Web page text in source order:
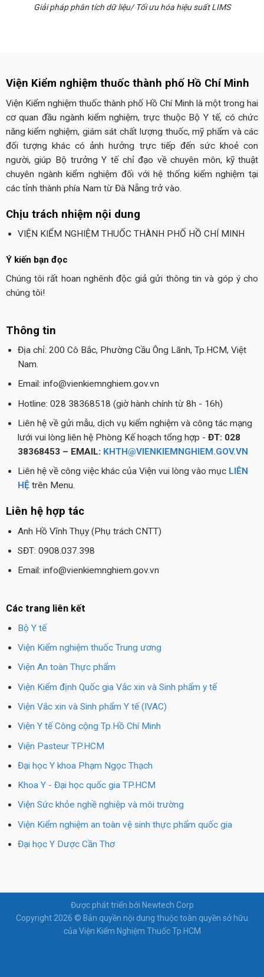
Giải pháp phân tích dữ liệu/ Tối ưu hóa hiệu suất LIMS
Viện Kiểm nghiệm thuốc thành phố Hồ Chí Minh
Viện Kiểm nghiệm thuốc thành phố Hồ Chí Minh là một trong hai
cơ quan đầu ngành kiểm nghiệm, trực thuộc Bộ Y tế, có chức
năng kiểm nghiệm, giám sát chất lượng thuốc, mỹ phẩm và các
đối tượng khác có ảnh hưởng trực tiếp đến sức khoẻ con
người, giúp Bộ trưởng Y tế chỉ đạo về chuyên môn, kỹ thuật
chuyên ngành kiểm nghiệm đối với hệ thống kiểm nghiệm tại
các tỉnh thành phía Nam từ Đà Nẵng trở vào.
Chịu trách nhiệm nội dung
VIỆN KIỂM NGHIỆM THUỐC THÀNH PHỐ HỒ CHÍ MINH
Ý kiến bạn đọc
Chúng tôi rất hoan nghênh độc giả gửi thông tin và góp ý cho
chúng tôi!
Thông tin
Địa chỉ: 200 Cô Bắc, Phường Cầu Ông Lãnh, Tp.HCM, Việt
Nam.
Email: info@vienkiemnghiem.gov.vn
Hotline: 028 38368518 (giờ hành chính từ 8h - 16h)
Liên hệ về gửi mẫu, dịch vụ kiểm nghiệm và công tác mạng
lưới vui lòng liên hệ Phòng Kế hoạch tổng hợp - ĐT: 028
38368453 – EMAIL: KHTH@VIENKIEMNGHIEM.GOV.VN
Liên hệ về công việc khác của Viện vui lòng vào mục LIÊN
HỆtrên Menu.
Liên hệ hợp tác
Anh Hồ Vĩnh Thụy (Phụ trách CNTT)
SĐT: 0908.037.398
Email: info@vienkiemnghiem.gov.vn
Các trang liên kết
Bộ Y tế
Viện Kiểm nghiệm thuốc Trung ương
Viện An toàn Thực phẩm
Viện Kiểm định Quốc gia Vắc xin và Sinh phẩm y tế
Viện Vắc xin và Sinh phẩm Y tế (IVAC)
Viện Y tế Công cộng Tp.Hồ Chí Minh
Viện Pasteur TP.HCM
Đại học Y khoa Phạm Ngọc Thạch
Khoa Y - Đại học quốc gia TP.HCM
Viện Sức khỏe nghề nghiệp và môi trường
Viện Kiểm nghiệm an toàn vệ sinh thực phẩm quốc gia
Đại học Y Dược Cần Thơ
Được phát triển bởi Newtech Corp
Copyright 2026 © Bản quyền nội dung thuộc toàn quyền sở hữu
của Viện Kiểm Nghiệm Thuốc Tp.HCM